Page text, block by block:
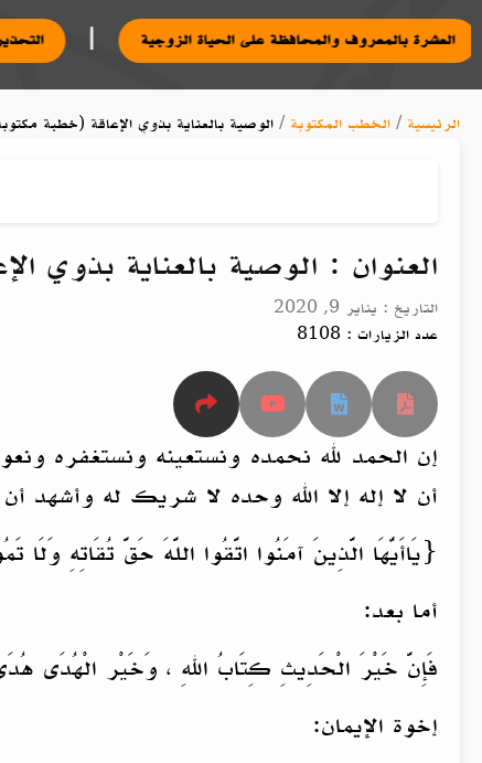
| العشرة بالمعروف والمحافظة على الحياة الزوجية |
الرئيسية / الخطب المكتوبة / الوصية بالعناية بذوي الإعاقة (خطبة
العنوان : الوصية بالعناية بذوي
التاريخ : يناير 9, 2020
عدد الزيارات : 8108
إن الحمد لله نحمده ونستعينه ونستغفره
أن لا إله إلا الله وحده لا شريك له وأشهد
{يَاأَيُّهَا الَّذِينَ آمَنُوا اتَّقُوا اللَّهَ حَقَّ تُقَاتِهِ وَلَا
أما بعد:
فَإِنَّ خَيْرَ الْحَدِيثِ كِتَابُ اللهِ ، وَخَيْر الْهُدَى
إخوة الإيمان: